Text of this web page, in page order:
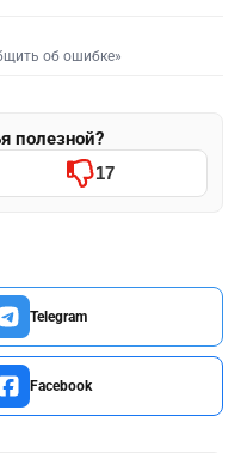
об ошибке»
полезной?
17
Telegram
Facebook